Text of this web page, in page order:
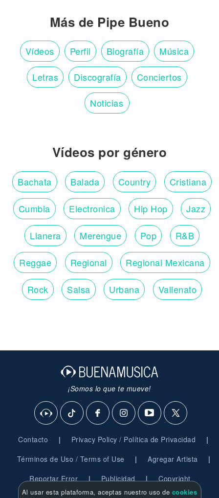
Más de Pipe Bueno
Vídeos Perfil Biografía Música
Letras Discografía Conciertos
Noticias
Vídeos por género
Bachata Balada Country Cristiana
Cumbia Electronica Hip Hop Jazz
Llanera Merengue Pop R&B
Reggae Regional Regional Mexicana
Rock Salsa Urbana Vallenato
¡Somos lo que te mueve!
Contacto | Privacy Policy / Política de Privacidad |
Términos de Uso / Terms of Use | Agregar Artista |
Reportar Error | Publicidad | Copyright
Al usar esta plataforma, aceptas nuestro uso de cookies